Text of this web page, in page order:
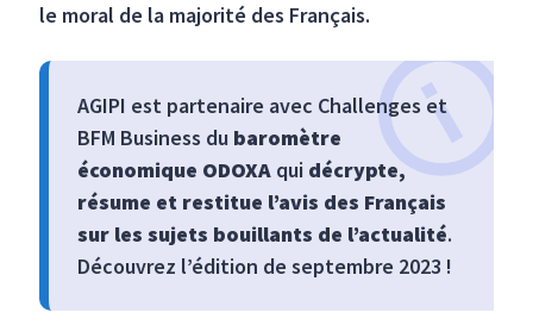
le moral de la majorité des Français.
AGIPI est partenaire avec Challenges et
BFM Business du baromètre
économique ODOXA qui décrypte,
résume et restitue l’avis des Français
sur les sujets bouillants de l’actualité.
Découvrez l’édition de septembre 2023 !